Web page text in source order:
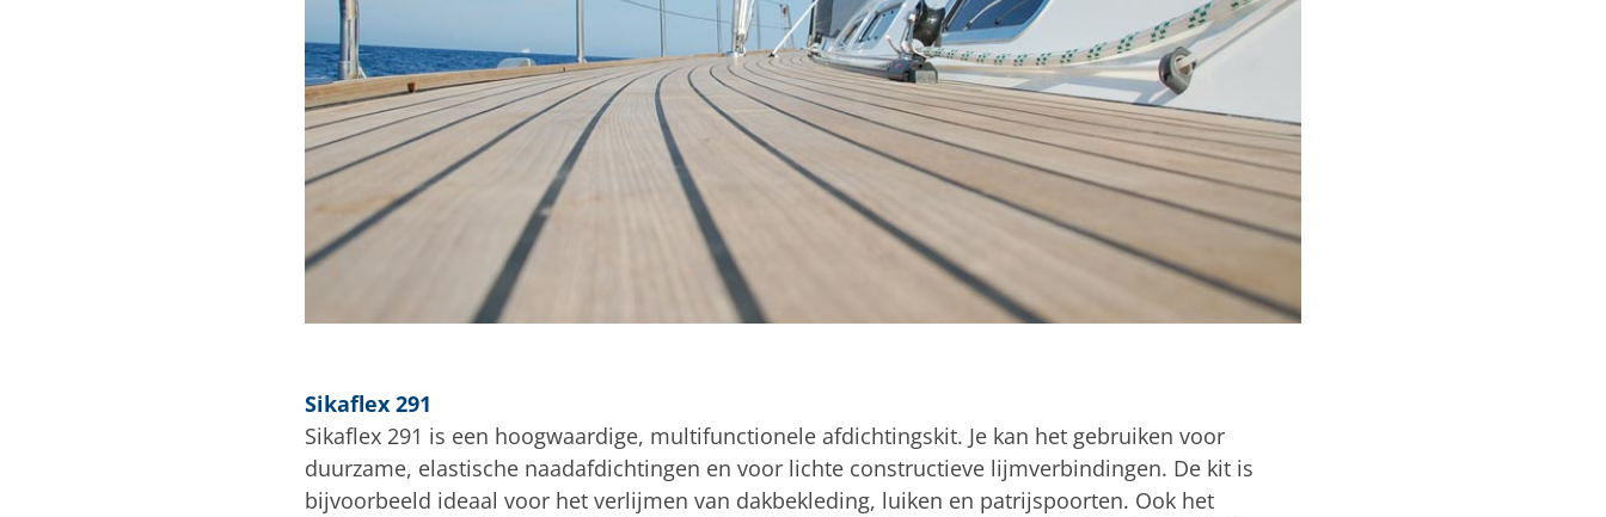
Sikaflex 291
Sikaflex 291 is een hoogwaardige, multifunctionele afdichtingskit. Je kan het gebruiken voor
duurzame, elastische naadafdichtingen en voor lichte constructieve lijmverbindingen. De kit is
bijvoorbeeld ideaal voor het verlijmen van dakbekleding, luiken en patrijspoorten. Ook het